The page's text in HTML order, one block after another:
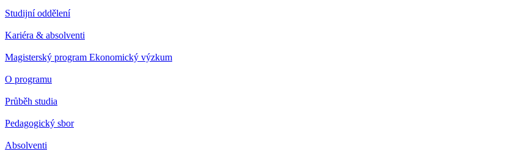
Studijní oddělení
Kariéra & absolventi
Magisterský program Ekonomický výzkum
O programu
Průběh studia
Pedagogický sbor
Absolventi